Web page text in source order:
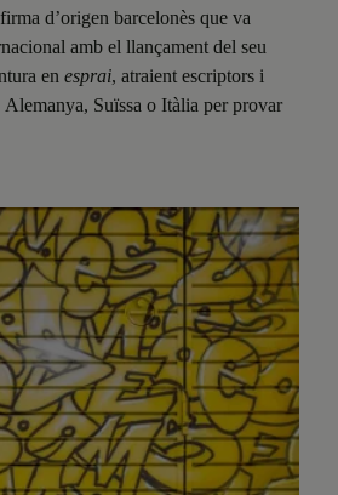
d’origen barcelonès que va
amb el llançament del seu
en esprai, atraient escriptors i
Alemanya, Suïssa o Itàlia per provar